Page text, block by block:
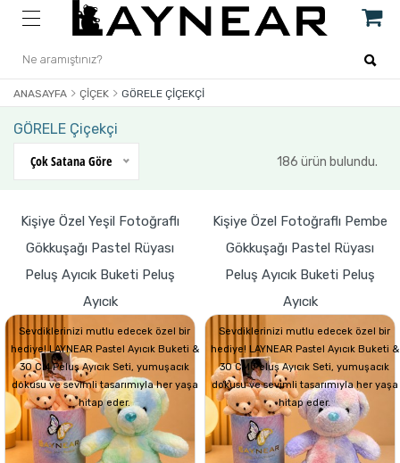
ANASAYFA ÇIÇEK GÖRELE ÇIÇEKÇI
GÖRELE Çiçekçi
Çok Satana Göre
186 ürün bulundu.
Kişiye Özel Yeşil Fotoğraflı
Gökkuşağı Pastel Rüyası
Peluş Ayıcık Buketi Peluş
Ayıcık
Sevdiklerinizi mutlu edecek özel bir
hediye! LAYNEAR Pastel Ayıcık Buketi &
30 CM Peluş Ayıcık Seti, yumuşacık
dokusu ve sevimli tasarımıyla her yaşa
hitap eder.
Kişiye Özel Fotoğraflı Pembe
Gökkuşağı Pastel Rüyası
Peluş Ayıcık Buketi Peluş
Ayıcık
Sevdiklerinizi mutlu edecek özel bir
hediye! LAYNEAR Pastel Ayıcık Buketi &
30 CM Peluş Ayıcık Seti, yumuşacık
dokusu ve sevimli tasarımıyla her yaşa
hitap eder.